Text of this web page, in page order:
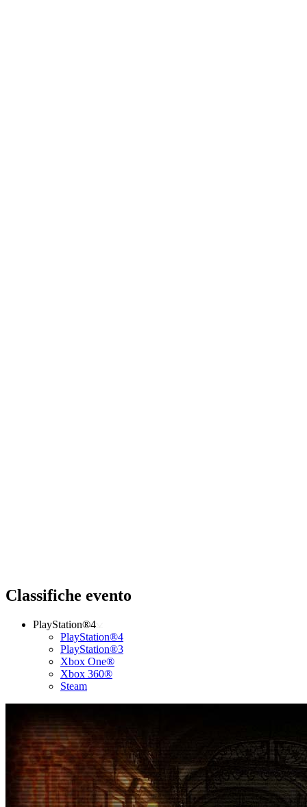
Classifiche evento
PlayStation®4
PlayStation®4
PlayStation®3
Xbox One®
Xbox 360®
Steam